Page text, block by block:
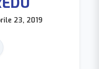
23, 2019